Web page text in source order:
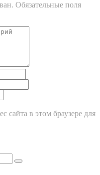
Обязательные поля
сайта в этом браузере для